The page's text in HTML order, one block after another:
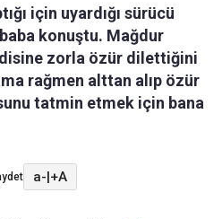
için uyardığı sürücü
konuştu. Mağdur
zorla özür dilettiğini
rağmen alttan alıp özür
tatmin etmek için bana
a-|+A